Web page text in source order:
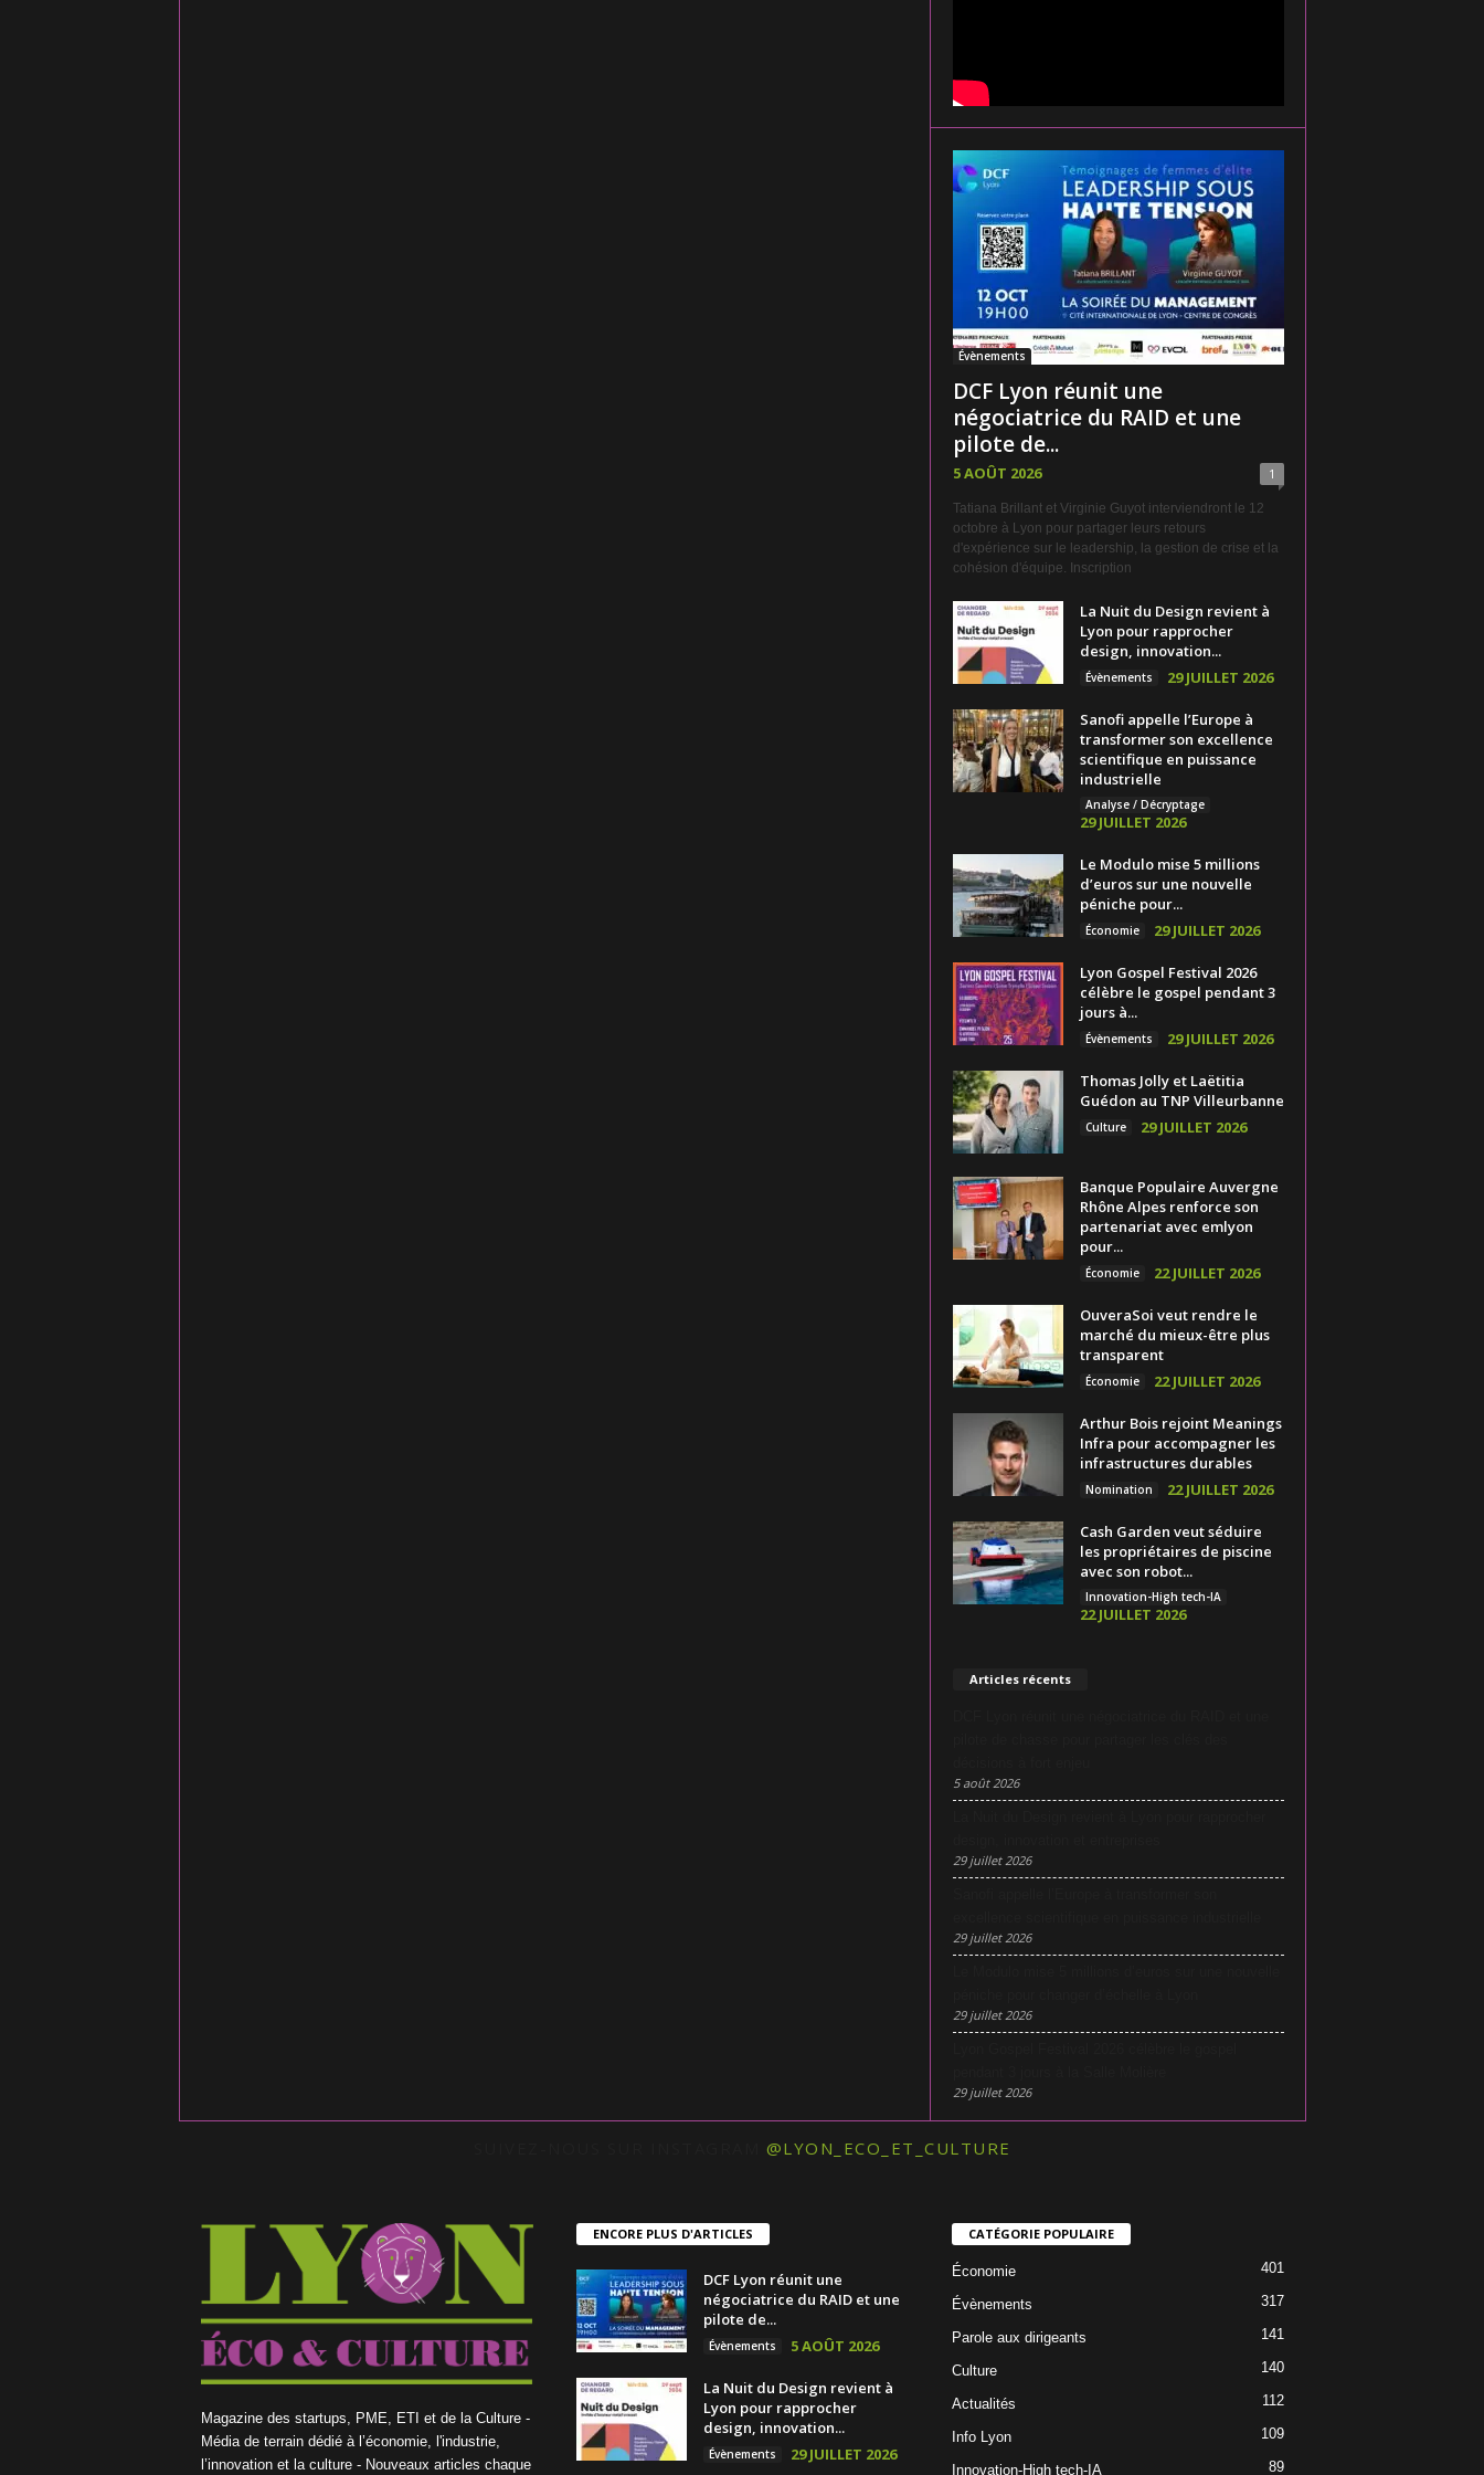
Évènements
DCF Lyon réunit une
négociatrice du RAID et une
pilote de...
5 AOÛT 2026 1
Tatiana Brillant et Virginie Guyot interviendront le 12
octobre à Lyon pour partager leurs retours
d'expérience sur le leadership, la gestion de crise et la
cohésion d'équipe. Inscription
La Nuit du Design revient à
Lyon pour rapprocher
design, innovation...
Évènements 29 JUILLET 2026
Sanofi appelle l’Europe à
transformer son excellence
scientifique en puissance
industrielle
Analyse / Décryptage
29 JUILLET 2026
Le Modulo mise 5 millions
d’euros sur une nouvelle
péniche pour...
Économie 29 JUILLET 2026
Lyon Gospel Festival 2026
célèbre le gospel pendant 3
jours à...
Évènements 29 JUILLET 2026
Thomas Jolly et Laëtitia
Guédon au TNP Villeurbanne
Culture 29 JUILLET 2026
Banque Populaire Auvergne
Rhône Alpes renforce son
partenariat avec emlyon
pour...
Économie 22 JUILLET 2026
OuveraSoi veut rendre le
marché du mieux-être plus
transparent
Économie 22 JUILLET 2026
Arthur Bois rejoint Meanings
Infra pour accompagner les
infrastructures durables
Nomination 22 JUILLET 2026
Cash Garden veut séduire
les propriétaires de piscine
avec son robot...
Innovation-High tech-IA
22 JUILLET 2026
Articles récents
5 août 2026
29 juillet 2026
29 juillet 2026
29 juillet 2026
29 juillet 2026
@LYON_ECO_ET_CULTURE
Magazine des startups, PME, ETI et de la Culture -
Média de terrain dédié à l’économie, l'industrie,
l’innovation et la culture - Nouveaux articles chaque
ENCORE PLUS D'ARTICLES
DCF Lyon réunit une
négociatrice du RAID et une
pilote de...
Évènements 5 AOÛT 2026
La Nuit du Design revient à
Lyon pour rapprocher
design, innovation...
Évènements 29 JUILLET 2026
CATÉGORIE POPULAIRE
Économie 401
Évènements 317
Parole aux dirigeants 141
Culture 140
Actualités 112
Info Lyon 109
Innovation-High tech-IA 89